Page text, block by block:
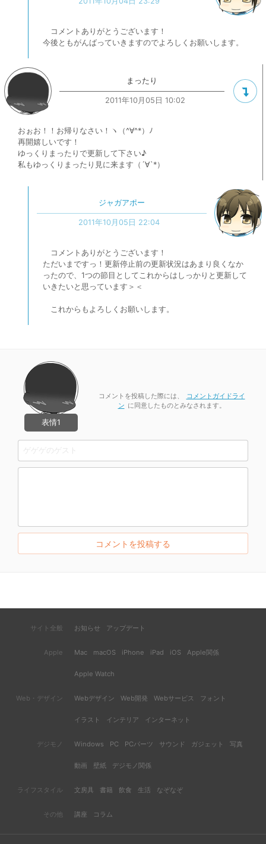
コメントありがとうございます！
今後ともがんばっていきますのでよろしくお願いします。
まったり
2011年10月05日 10:02
おぉお！！お帰りなさい！ヽ（^∀^*）ﾉ
再開嬉しいです！
ゆっくりまったりで更新して下さい♪
私もゆっくりまったり見に来ます（´∀`*）
ジャガアポー
2011年10月05日 22:04
コメントありがとうございます！
ただいまですっ！更新停止前の更新状況はあまり良くなか
ったので、1つの節目としてこれからはしっかりと更新して
いきたいと思っています＞＜
これからもよろしくお願いします。
コメントを投稿した際には、
コメントガイドライ
ン に同意したものとみなされます。
表情1
サイト全般 お知らせ アップデート
Apple Mac macOS iPhone iPad iOS Apple関係
Apple Watch
Web・デザイン Webデザイン Web開発 Webサービス フォント
イラスト インテリア インターネット
デジモノ Windows PC PCパーツ サウンド ガジェット 写真
動画 壁紙 デジモノ関係
ライフスタイル 文房具 書籍 飲食 生活 なぞなぞ
その他 講座 コラム